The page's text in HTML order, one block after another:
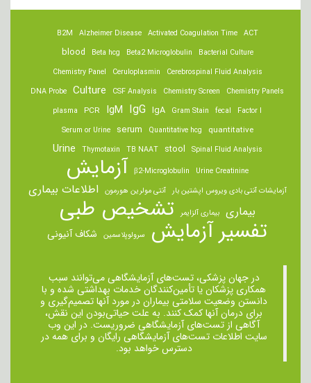
ACT
Activated Coagulation Time
Alzheimer Disease
B2M
Bacterial Culture
Beta2 Microglobulin
Beta hcg
blood
Cerebrospinal Fluid Analysis
Ceruloplasmin
Chemistry Panel
Chemistry Panels
Chemistry Screen
CSF Analysis
Culture
DNA Probe
Factor I
fecal
Gram Stain
IgA
IgG
IgM
PCR
plasma
quantitative
Quantitative hcg
serum
Serum or Urine
Spinal Fluid Analysis
stool
TB NAAT
Thymotaxin
Urine
Urine Creatinine
β2-Microglobulin آزمایش
آزمایشات آنتی بادی ویروس اپشتین بار آنتی مولرین هورمون اطلاعات بیماری
بیماری بیماری آلزایمر تشخیص طبی
تفسیر آزمایش سرولوپلاسمین شکاف آنیونی
در جهان پزشکی، تست‌های آزمایشگاهی می‌توانند سبب
همکاری پزشکان یا تأمین‌کنندگان خدمات بهداشتی شده و با
دانستن وضعیت سلامتی بیماران در مورد آنها تصمیم‌گیری و
برای درمان ‌آنها کمک کنند. به علت حیاتی‌بودن این نقش،
آگاهی از تست‌های آزمایشگاهی ضروریست. در این وب
سایت اطلاعات تست‌های آزمایشگاهی رایگان و برای همه در
دسترس خواهد بود.